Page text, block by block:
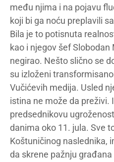
među njima i na pojavu
koji bi ga noću preplavili
Bila je to potisnuta
kao i njegov šef
negirao. Nešto slično se
su izloženi
Vučićevih medija. Usled
istina ne može da preživi.
predsednikovu
danima oko 11. jula. Sve
Koštuničinog naslednika,
da skrene pažnju